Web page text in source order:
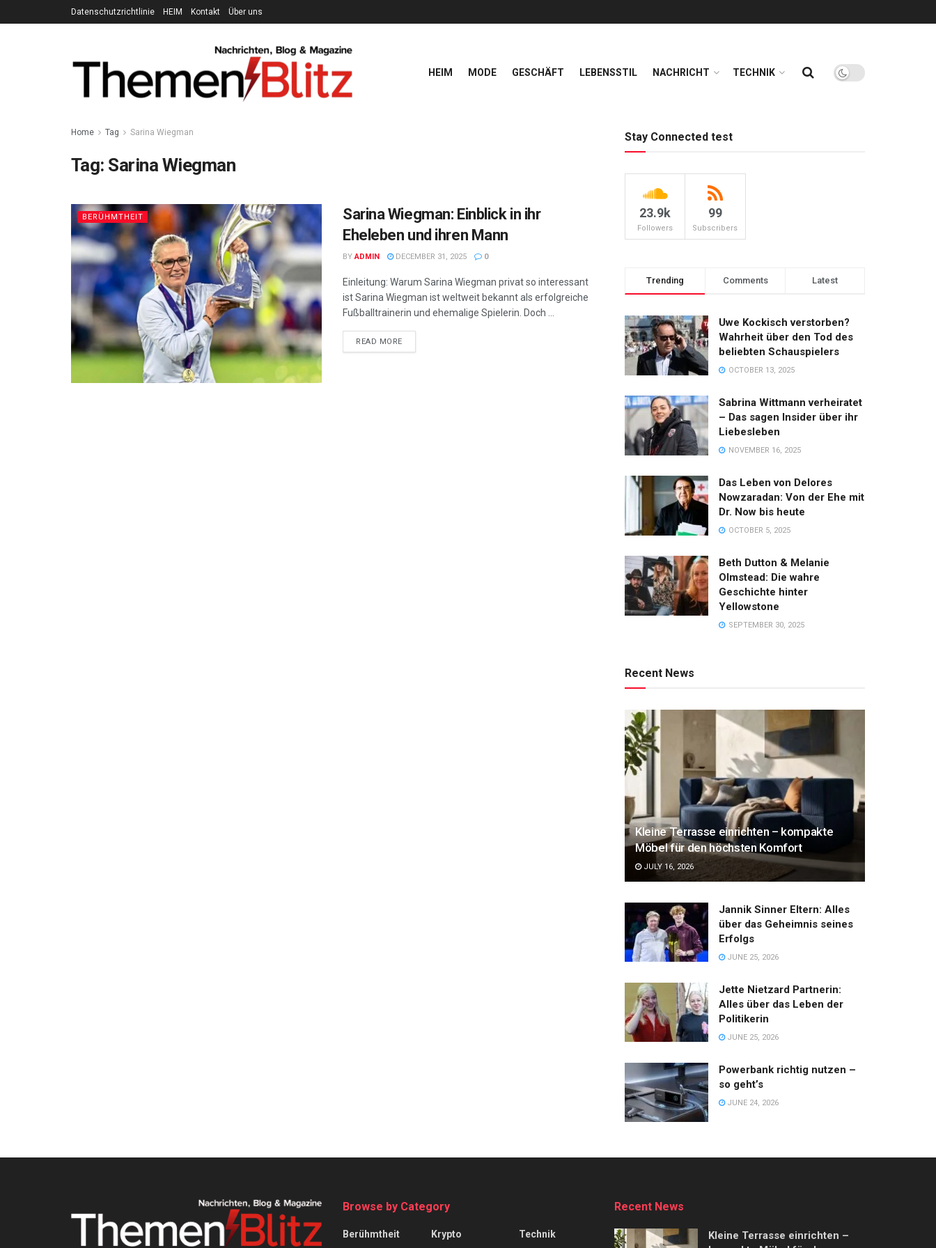
Datenschutzrichtlinie HEIM Kontakt Über uns
HEIM MODE GESCHÄFT LEBENSSTIL NACHRICHT TECHNIK
Home Tag Sarina Wiegman
Tag: Sarina Wiegman
BERÜHMTHEIT
Sarina Wiegman: Einblick in ihr
Eheleben und ihren Mann
BY ADMIN DECEMBER 31, 2025 0
Einleitung: Warum Sarina Wiegman privat so interessant
ist Sarina Wiegman ist weltweit bekannt als erfolgreiche
Fußballtrainerin und ehemalige Spielerin. Doch ...
READ MORE
Stay Connected test
23.9k
Followers
99
Subscribers
Trending Comments Latest
Uwe Kockisch verstorben?
Wahrheit über den Tod des
beliebten Schauspielers
OCTOBER 13, 2025
Sabrina Wittmann verheiratet
– Das sagen Insider über ihr
Liebesleben
NOVEMBER 16, 2025
Das Leben von Delores
Nowzaradan: Von der Ehe mit
Dr. Now bis heute
OCTOBER 5, 2025
Beth Dutton & Melanie
Olmstead: Die wahre
Geschichte hinter
Yellowstone
SEPTEMBER 30, 2025
Recent News
Kleine Terrasse einrichten – kompakte
Möbel für den höchsten Komfort
JULY 16, 2026
Jannik Sinner Eltern: Alles
über das Geheimnis seines
Erfolgs
JUNE 25, 2026
Jette Nietzard Partnerin:
Alles über das Leben der
Politikerin
JUNE 25, 2026
Powerbank richtig nutzen –
so geht’s
JUNE 24, 2026
Browse by Category
Berühmtheit
Krypto
Technik
Recent News
Kleine Terrasse einrichten –